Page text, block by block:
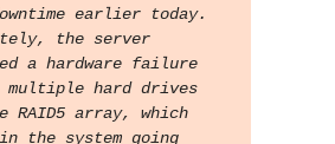
earlier today.
the server
a hardware failure
multiple hard drives
RAID5 array, which
the system going